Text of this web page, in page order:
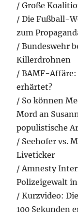
/ Große
/ Die Fußball-
zum
/ Bundeswehr
Killerdrohnen
/ BAMF-Affäre:
erhärtet?
/ So können
Mord an
populistische
/ Seehofer vs.
Liveticker
/ Amnesty
Polizeigewalt
/ Kurzvideo:
100 Sekunden